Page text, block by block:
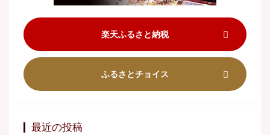
楽天ふるさと納税
ふるさとチョイス
最近の投稿